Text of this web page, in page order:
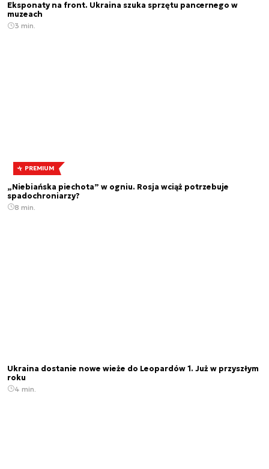
Eksponaty na front. Ukraina szuka sprzętu pancernego w
muzeach
3 min.
PREMIUM
„Niebiańska piechota” w ogniu. Rosja wciąż potrzebuje
spadochroniarzy?
8 min.
Ukraina dostanie nowe wieże do Leopardów 1. Już w przyszłym
roku
4 min.